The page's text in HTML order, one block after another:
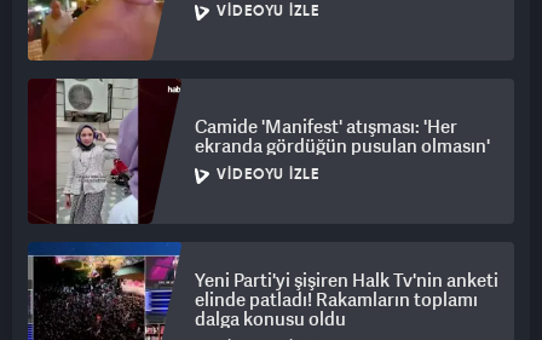
VIDEOYU İZLE
Camide 'Manifest' atışması: 'Her
ekranda gördüğün pusulan olmasın'
VIDEOYU İZLE
Yeni Parti'yi şişiren Halk Tv'nin anketi
elinde patladı! Rakamların toplamı
dalga konusu oldu